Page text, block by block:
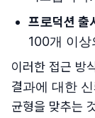
프로덕션 출
100개 이상
이러한 접근 방
결과에 대한
균형을 맞추는